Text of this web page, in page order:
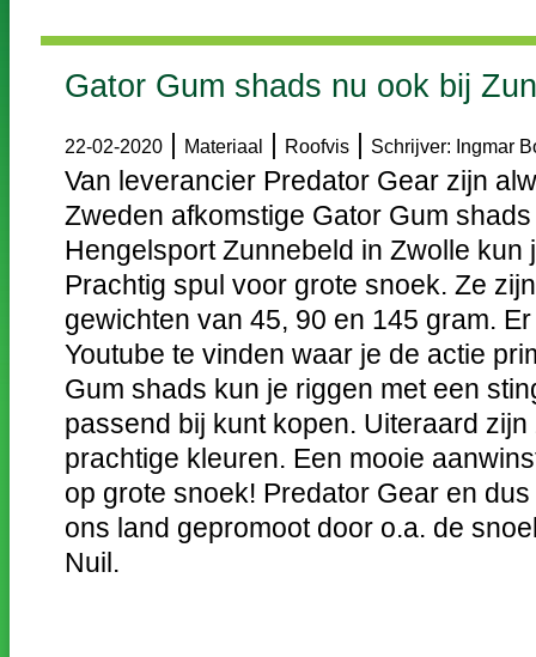
Gator Gum shads nu ook bij
22-02-2020 | Materiaal | Roofvis | Schrijver: Ingmar
Van leverancier Predator Gear zijn
Zweden afkomstige Gator Gum
Hengelsport Zunnebeld in Zwolle kun
Prachtig spul voor grote snoek. Ze
gewichten van 45, 90 en 145 gram.
Youtube te vinden waar je de actie
Gum shads kun je riggen met een
passend bij kunt kopen. Uiteraard
prachtige kleuren. Een mooie
op grote snoek! Predator Gear en
ons land gepromoot door o.a. de
Nuil.